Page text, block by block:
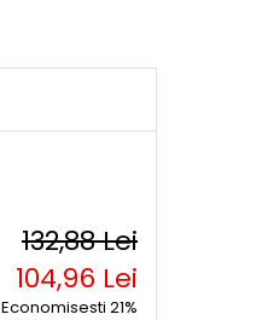
132,88 Lei
104,96 Lei
Economisesti 21%